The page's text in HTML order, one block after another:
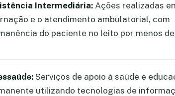
Intermediária: Ações realizadas
e o atendimento ambulatorial, com
do paciente no leito por menos
Serviços de apoio à saúde e
utilizando tecnologias de